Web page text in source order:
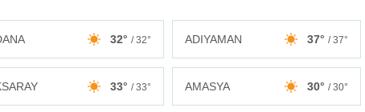
32° / 32° ADIYAMAN 37° / 37°
33° / 33° AMASYA 30° / 30°